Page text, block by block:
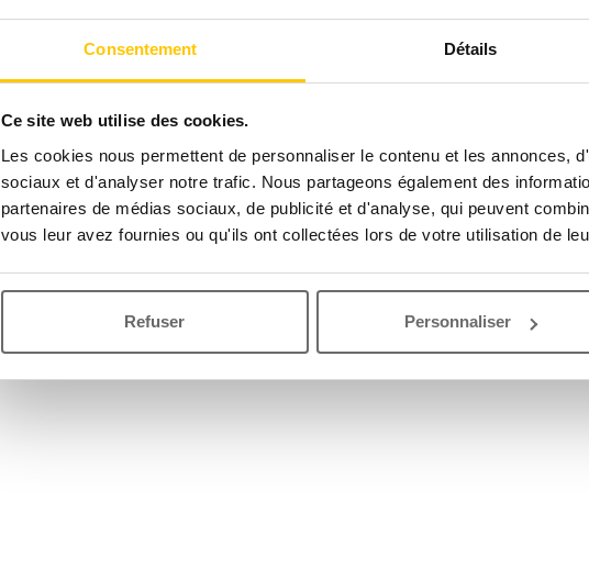
Consentement Détails
Ce site web utilise des cookies.
Les cookies nous permettent de personnaliser le contenu et les annonces,
sociaux et d'analyser notre trafic. Nous partageons également des
partenaires de médias sociaux, de publicité et d'analyse, qui peuvent
vous leur avez fournies ou qu'ils ont collectées lors de votre utilisation de
Refuser Personnaliser